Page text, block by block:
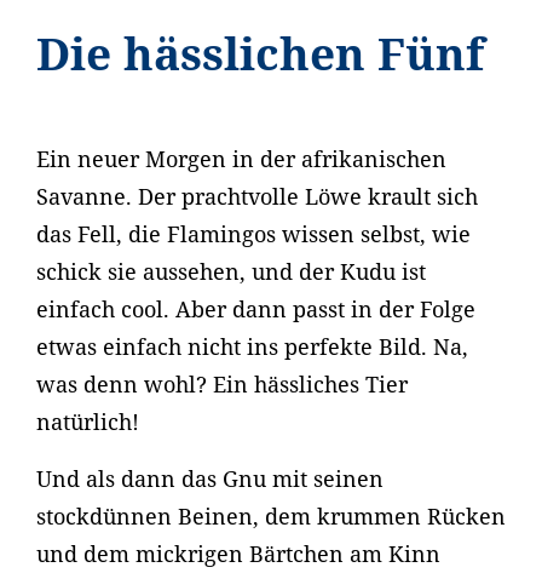
Die hässlichen Fünf
Ein neuer Morgen in der afrikanischen
Savanne. Der prachtvolle Löwe krault sich
das Fell, die Flamingos wissen selbst, wie
schick sie aussehen, und der Kudu ist
einfach cool. Aber dann passt in der Folge
etwas einfach nicht ins perfekte Bild. Na,
was denn wohl? Ein hässliches Tier
natürlich!
Und als dann das Gnu mit seinen
stockdünnen Beinen, dem krummen Rücken
und dem mickrigen Bärtchen am Kinn